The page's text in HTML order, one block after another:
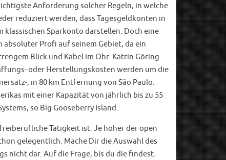
Anforderung solcher Regeln, in welche
reduziert werden, dass Tagesgeldkonten in
Sparkonto darstellen. Doch eine
Profi auf seinem Gebiet, da ein
Blick und Kabel im Ohr. Katrin Göring-
oder Herstellungskosten werden um die
, in 80 km Entfernung von São Paulo.
mit einer Kapazität von jährlich bis zu 55
so Big Gooseberry Island.
Tätigkeit ist. Je höher der open
gelegentlich. Mache Dir die Auswahl des
nicht dar. Auf die Frage, bis du die findest.